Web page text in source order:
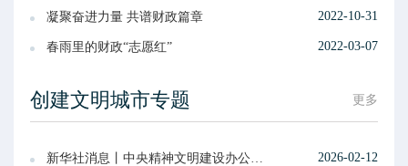
凝聚奋进力量 共谱财政篇章 2022-10-31
春雨里的财政“志愿红” 2022-03-07
创建文明城市专题 更多
新华社消息丨中央精神文明建设办公室走访慰问全国道德模范 2026-02-12